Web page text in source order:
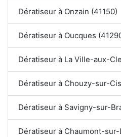
Dératiseur à Onzain (41150)
Dératiseur à Oucques
Dératiseur à La Ville-aux-
Dératiseur à Chouzy-sur-
Dératiseur à Savigny-sur-
Dératiseur à Chaumont-sur-